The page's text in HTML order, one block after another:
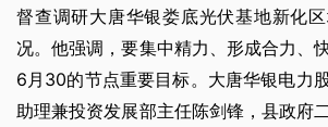
督查调研大唐华银娄底光伏基地新化
况。他强调，要集中精力、形成合力、
6月30的节点重要目标。大唐华银电力
助理兼投资发展部主任陈剑锋，县政府